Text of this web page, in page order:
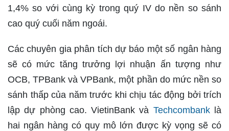
1,4% so với cùng kỳ trong quý IV do nền so sánh
cao quý cuối năm ngoái.
Các chuyên gia phân tích dự báo một số ngân hàng
sẽ có mức tăng trưởng lợi nhuận ấn tượng như
OCB, TPBank và VPBank, một phần do mức nền so
sánh thấp của năm trước khi chịu tác động bởi trích
lập dự phòng cao. VietinBank và Techcombanklà
hai ngân hàng có quy mô lớn được kỳ vọng sẽ có